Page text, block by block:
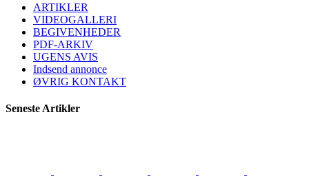
ARTIKLER
VIDEOGALLERI
BEGIVENHEDER
PDF-ARKIV
UGENS AVIS
Indsend annonce
ØVRIG KONTAKT
Seneste Artikler